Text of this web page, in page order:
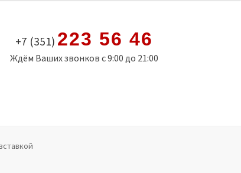
+7 (351) 223 56 46
Ждём Ваших звонков с 9:00 до 21:00